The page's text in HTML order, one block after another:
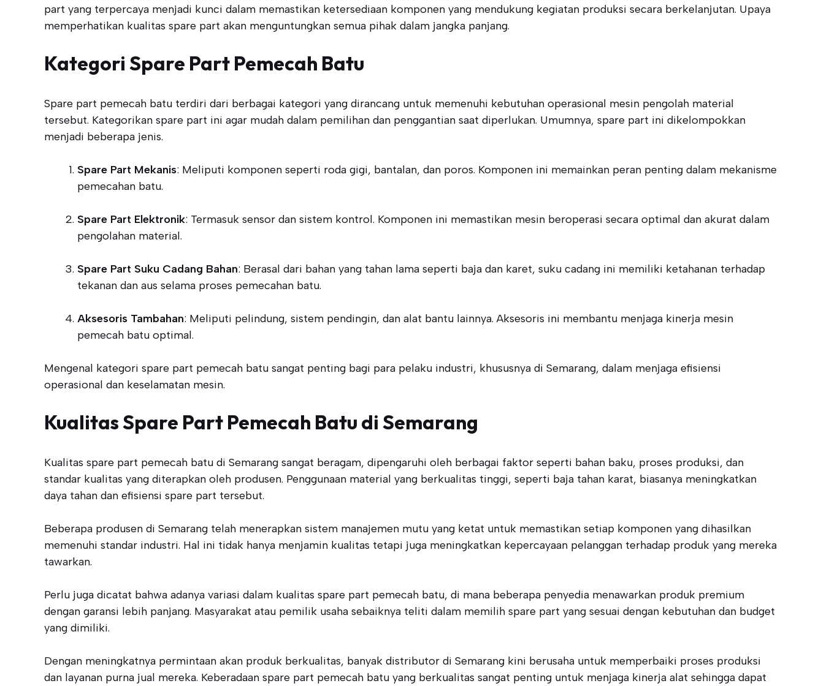
part yang terpercaya menjadi kunci dalam memastikan ketersediaan komponen yang mendukung kegiatan produksi secara berkelanjutan. Upaya
memperhatikan kualitas spare part akan menguntungkan semua pihak dalam jangka panjang.
Kategori Spare Part Pemecah Batu
Spare part pemecah batu terdiri dari berbagai kategori yang dirancang untuk memenuhi kebutuhan operasional mesin pengolah material
tersebut. Kategorikan spare part ini agar mudah dalam pemilihan dan penggantian saat diperlukan. Umumnya, spare part ini dikelompokkan
menjadi beberapa jenis.
Spare Part Mekanis: Meliputi komponen seperti roda gigi, bantalan, dan poros. Komponen ini memainkan peran penting dalam mekanisme
pemecahan batu.
Spare Part Elektronik: Termasuk sensor dan sistem kontrol. Komponen ini memastikan mesin beroperasi secara optimal dan akurat dalam
pengolahan material.
Spare Part Suku Cadang Bahan: Berasal dari bahan yang tahan lama seperti baja dan karet, suku cadang ini memiliki ketahanan terhadap
tekanan dan aus selama proses pemecahan batu.
Aksesoris Tambahan: Meliputi pelindung, sistem pendingin, dan alat bantu lainnya. Aksesoris ini membantu menjaga kinerja mesin
pemecah batu optimal.
Mengenal kategori spare part pemecah batu sangat penting bagi para pelaku industri, khususnya di Semarang, dalam menjaga efisiensi
operasional dan keselamatan mesin.
Kualitas Spare Part Pemecah Batu di Semarang
Kualitas spare part pemecah batu di Semarang sangat beragam, dipengaruhi oleh berbagai faktor seperti bahan baku, proses produksi, dan
standar kualitas yang diterapkan oleh produsen. Penggunaan material yang berkualitas tinggi, seperti baja tahan karat, biasanya meningkatkan
daya tahan dan efisiensi spare part tersebut.
Beberapa produsen di Semarang telah menerapkan sistem manajemen mutu yang ketat untuk memastikan setiap komponen yang dihasilkan
memenuhi standar industri. Hal ini tidak hanya menjamin kualitas tetapi juga meningkatkan kepercayaan pelanggan terhadap produk yang mereka
tawarkan.
Perlu juga dicatat bahwa adanya variasi dalam kualitas spare part pemecah batu, di mana beberapa penyedia menawarkan produk premium
dengan garansi lebih panjang. Masyarakat atau pemilik usaha sebaiknya teliti dalam memilih spare part yang sesuai dengan kebutuhan dan budget
yang dimiliki.
Dengan meningkatnya permintaan akan produk berkualitas, banyak distributor di Semarang kini berusaha untuk memperbaiki proses produksi
dan layanan purna jual mereka. Keberadaan spare part pemecah batu yang berkualitas sangat penting untuk menjaga kinerja alat sehingga dapat